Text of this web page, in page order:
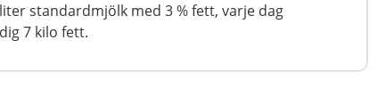
standardmjölk med 3 % fett, varje dag
7 kilo fett.